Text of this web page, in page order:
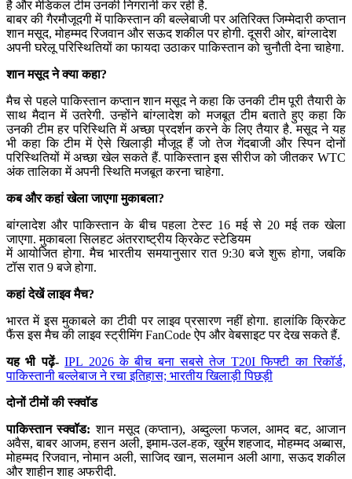
है और मेडिकल टीम उनकी निगरानी कर रही है.
बाबर की गैरमौजूदगी में पाकिस्तान की बल्लेबाजी पर अतिरिक्त जिम्मेदारी कप्तान
शान मसूद, मोहम्मद रिजवान और सऊद शकील पर होगी. दूसरी ओर, बांग्लादेश
अपनी घरेलू परिस्थितियों का फायदा उठाकर पाकिस्तान को चुनौती देना चाहेगा.
शान मसूद ने क्या कहा?
मैच से पहले पाकिस्तान कप्तान शान मसूद ने कहा कि उनकी टीम पूरी तैयारी के
साथ मैदान में उतरेगी. उन्होंने बांग्लादेश को मजबूत टीम बताते हुए कहा कि
उनकी टीम हर परिस्थिति में अच्छा प्रदर्शन करने के लिए तैयार है. मसूद ने यह
भी कहा कि टीम में ऐसे खिलाड़ी मौजूद हैं जो तेज गेंदबाजी और स्पिन दोनों
परिस्थितियों में अच्छा खेल सकते हैं. पाकिस्तान इस सीरीज को जीतकर WTC
अंक तालिका में अपनी स्थिति मजबूत करना चाहेगा.
कब और कहां खेला जाएगा मुकाबला?
बांग्लादेश और पाकिस्तान के बीच पहला टेस्ट 16 मई से 20 मई तक खेला
जाएगा. मुकाबला सिलहट अंतरराष्ट्रीय क्रिकेट स्टेडियम
में आयोजित होगा. मैच भारतीय समयानुसार रात 9:30 बजे शुरू होगा, जबकि
टॉस रात 9 बजे होगा.
कहां देखें लाइव मैच?
भारत में इस मुकाबले का टीवी पर लाइव प्रसारण नहीं होगा. हालांकि क्रिकेट
फैंस इस मैच की लाइव स्ट्रीमिंग FanCode ऐप और वेबसाइट पर देख सकते हैं.
यह भी पढ़ें- IPL 2026 के बीच बना सबसे तेज T20I फिफ्टी का रिकॉर्ड,
पाकिस्तानी बल्लेबाज ने रचा इतिहास; भारतीय खिलाड़ी पिछड़ी
दोनों टीमों की स्क्वॉड
पाकिस्तान स्क्वॉड: शान मसूद (कप्तान), अब्दुल्ला फजल, आमद बट, आजान
अवैस, बाबर आजम, हसन अली, इमाम-उल-हक, खुर्रम शहजाद, मोहम्मद अब्बास,
मोहम्मद रिजवान, नोमान अली, साजिद खान, सलमान अली आगा, सऊद शकील
और शाहीन शाह अफरीदी.